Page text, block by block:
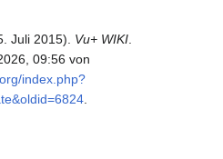
Juli 2015). Vu+ WIKI.
09:56 von
index.php?
.